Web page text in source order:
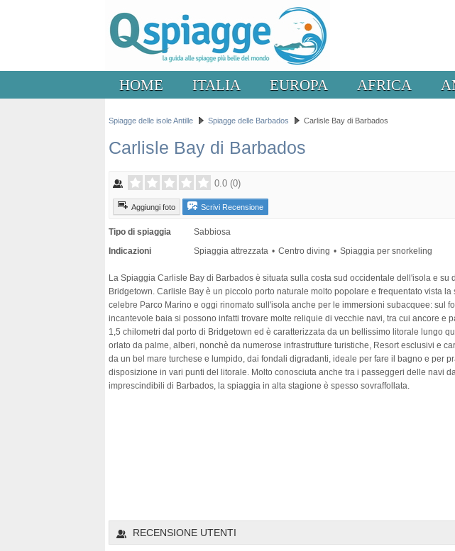
HOME ITALIA EUROPA AFRICA
Spiagge delle isole Antille Spiagge delle Barbados Carlisle Bay di Barbados
Carlisle Bay di Barbados
0.0 (0)
Aggiungi foto Scrivi Recensione
Tipo di spiaggia Sabbiosa
Indicazioni Spiaggia attrezzata Centro diving Spiaggia per snorkeling
La Spiaggia Carlisle Bay di Barbados è situata sulla costa sud occidentale dell'isola e su
Bridgetown. Carlisle Bay è un piccolo porto naturale molto popolare e frequentato vista
celebre Parco Marino e oggi rinomato sull'isola anche per le immersioni subacquee: sul
incantevole baia si possono infatti trovare molte reliquie di vecchie navi, tra cui ancore e
1,5 chilometri dal porto di Bridgetown ed è caratterizzata da un bellissimo litorale lungo
orlato da palme, alberi, nonchè da numerose infrastrutture turistiche, Resort esclusivi e
da un bel mare turchese e lumpido, dai fondali digradanti, ideale per fare il bagno e per
disposizione in vari punti del litorale. Molto conosciuta anche tra i passeggeri delle navi
imprescindibili di Barbados, la spiaggia in alta stagione è spesso sovraffollata.
RECENSIONE UTENTI